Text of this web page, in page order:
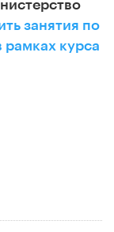
занятия по
рамках курса